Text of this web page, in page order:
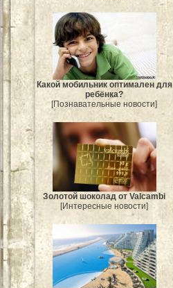
Какой мобильник оптимален для
ребёнка?
[Познавательные новости]
Золотой шоколад от Valcambi
[Интересные новости]